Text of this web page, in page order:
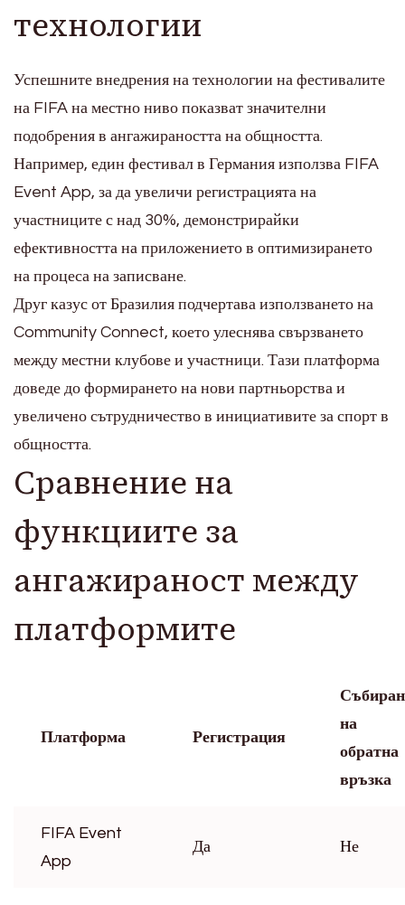
технологии
Успешните внедрения на технологии на фестивалите
на FIFA на местно ниво показват значителни
подобрения в ангажираността на общността.
Например, един фестивал в Германия използва FIFA
Event App, за да увеличи регистрацията на
участниците с над 30%, демонстрирайки
ефективността на приложението в оптимизирането
на процеса на записване.
Друг казус от Бразилия подчертава използването на
Community Connect, което улеснява свързването
между местни клубове и участници. Тази платформа
доведе до формирането на нови партньорства и
увеличено сътрудничество в инициативите за спорт в
общността.
Сравнение на
функциите за
ангажираност между
платформите
Платформа Регистрация
на
обратна
връзка
FIFA Event
App
Да Не